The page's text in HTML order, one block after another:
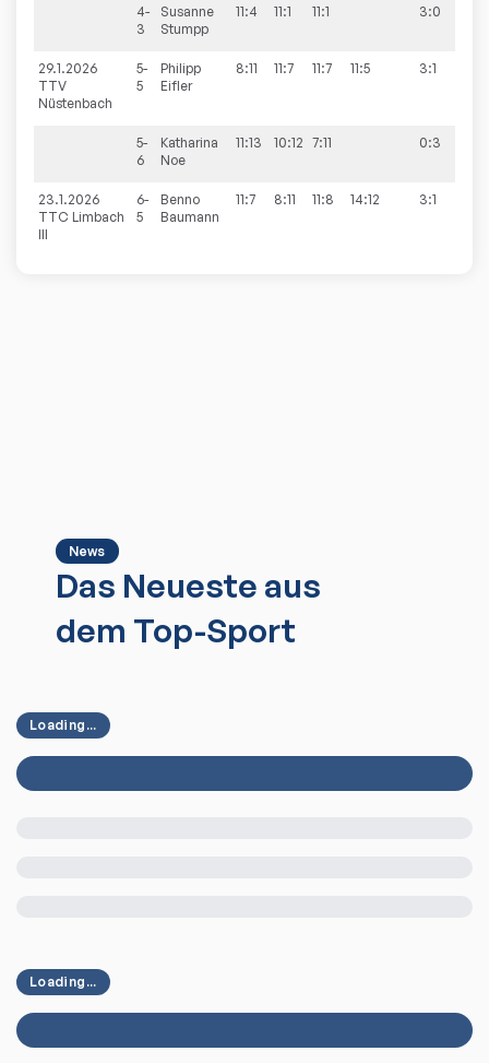
4-
3
Susanne
Stumpp
11:4 11:1 11:1 3:0
29.1.2026
TTV
Nüstenbach
5-
5
Philipp
Eifler
8:11 11:7 11:7 11:5 3:1
5-
6
Katharina
Noe
11:13 10:12 7:11 0:3
23.1.2026
TTC Limbach
III
6-
5
Benno
Baumann
11:7 8:11 11:8 14:12 3:1
News
Das Neueste aus
dem Top-Sport
Loading...
Loading...